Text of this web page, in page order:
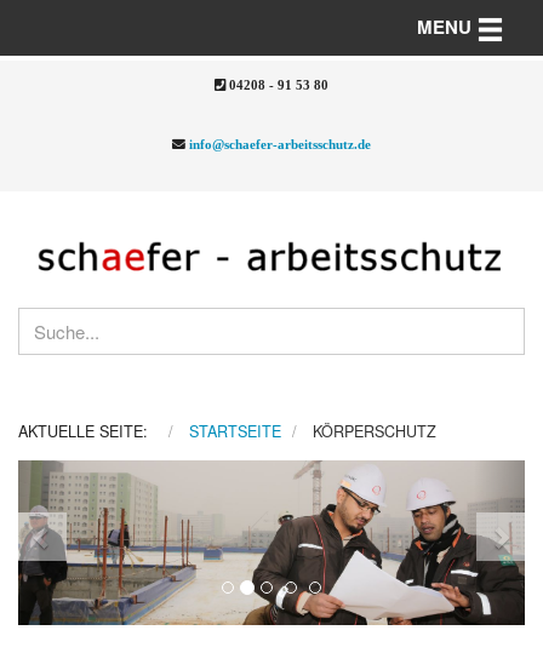
04208 - 91 53 80
info@schaefer-arbeitsschutz.de
MENU Toggle
AKTUELLE SEITE: STARTSEITE KÖRPERSCHUTZ
Previous